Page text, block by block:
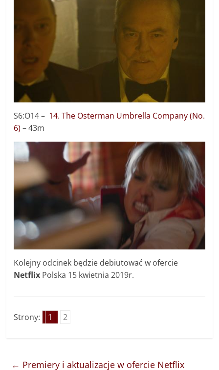
S6:O14 – 14. The Osterman Umbrella Company (No.
6) – 43m
Kolejny odcinek będzie debiutować w ofercie
Netflix Polska 15 kwietnia 2019r.
Strony: 1 2
← Premiery i aktualizacje w ofercie Netflix